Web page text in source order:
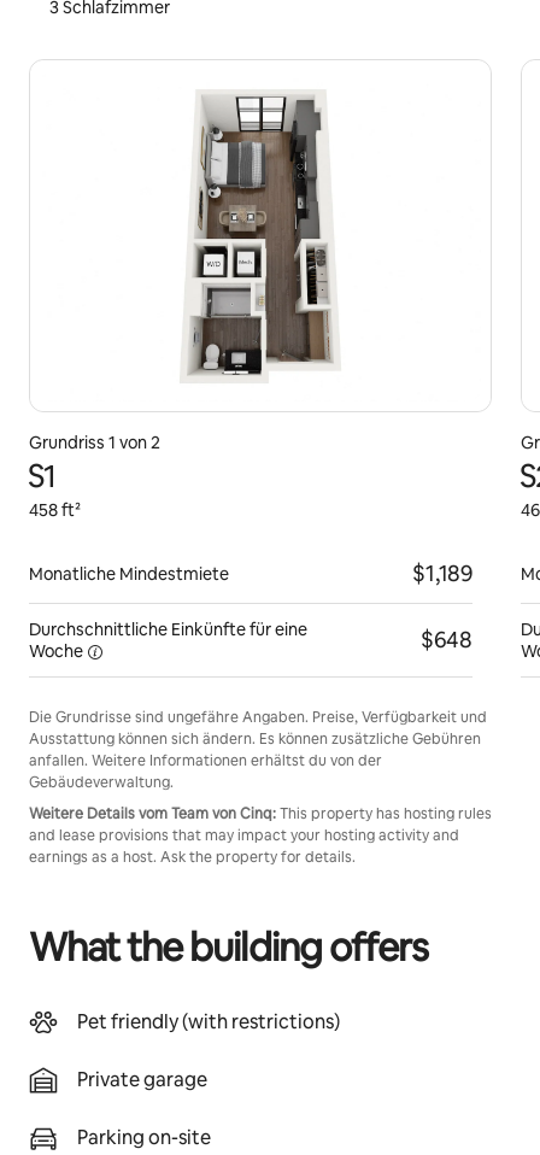
3 Schlafzimmer
Grundriss 1 von 2
S1
458 ft²
Monatliche Mindestmiete $1,189
Durchschnittliche Einkünfte für eine
Woche
$648
Die Grundrisse sind ungefähre Angaben. Preise, Verfügbarkeit und
Ausstattung können sich ändern. Es können zusätzliche Gebühren
anfallen. Weitere Informationen erhältst du von der
Gebäudeverwaltung.
Weitere Details vom Team von Cinq:This property has hosting rules
and lease provisions that may impact your hosting activity and
earnings as a host. Ask the property for details.
What the building offers
Pet friendly (with restrictions)
Private garage
Parking on-site